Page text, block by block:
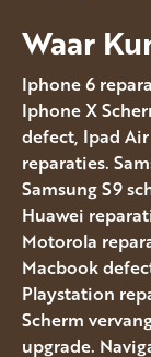
Waar
Iphone 6
Iphone X
defect, Ipad
reparaties.
Samsung S9
Huawei
Motorola
Macbook
Playstation
Scherm
upgrade.